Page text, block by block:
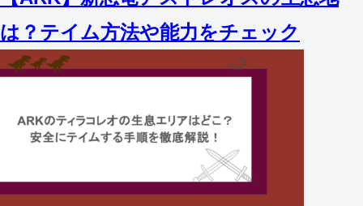
は？テイム方法や能力をチェック